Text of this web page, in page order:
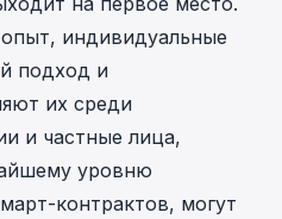
индивидуальные
подход и
их среди
и частные лица,
уровню
контрактов, могут